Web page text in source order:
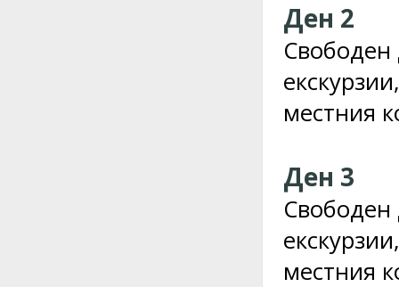
Ден 2
местния
Ден 3
местния